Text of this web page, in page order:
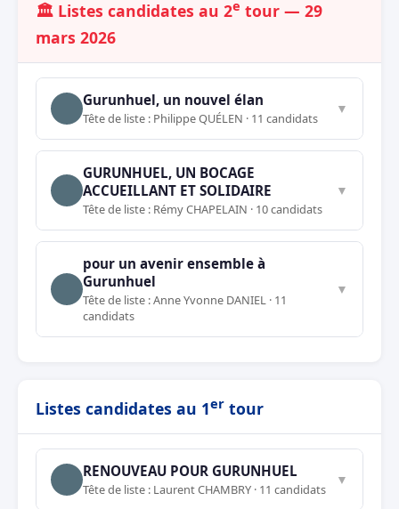
🏛️ Listes candidates au 2e tour — 29
mars 2026
Gurunhuel, un nouvel élan
Tête de liste : Philippe QUÉLEN · 11 candidats
▼
GURUNHUEL, UN BOCAGE
ACCUEILLANT ET SOLIDAIRE
Tête de liste : Rémy CHAPELAIN · 10 candidats
▼
pour un avenir ensemble à
Gurunhuel
Tête de liste : Anne Yvonne DANIEL · 11
candidats
▼
Listes candidates au 1er tour
RENOUVEAU POUR GURUNHUEL
Tête de liste : Laurent CHAMBRY · 11 candidats
▼